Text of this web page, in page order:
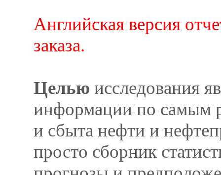
Английская версия
заказа.
Целью исследования
информации по самым
и сбыта нефти и
просто сборник